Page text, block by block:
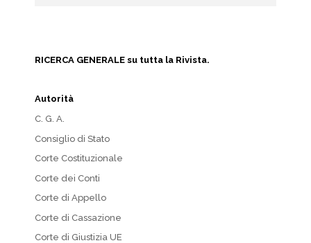
RICERCA GENERALE su tutta la Rivista.
Autorità
C. G. A.
Consiglio di Stato
Corte Costituzionale
Corte dei Conti
Corte di Appello
Corte di Cassazione
Corte di Giustizia UE